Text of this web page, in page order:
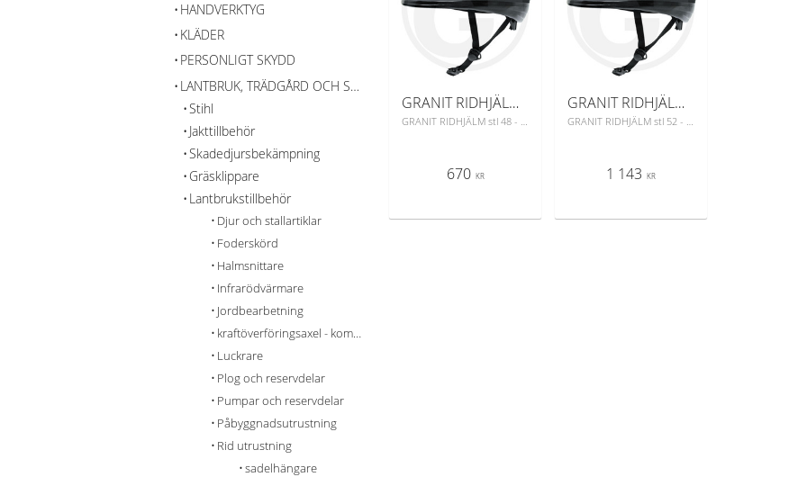
GRANIT RIDHJÄLM stl 48 - 52 cm
670 KR
GRANIT RIDHJÄLM stl 52 - 57 cm
1 143 KR
HANDVERKTYG
KLÄDER
PERSONLIGT SKYDD
LANTBRUK, TRÄDGÅRD OCH SKOG
Stihl
Jakttillbehör
Skadedjursbekämpning
Gräsklippare
Lantbrukstillbehör
Djur och stallartiklar
Foderskörd
Halmsnittare
Infrarödvärmare
Jordbearbetning
kraftöverföringsaxel - komponenter
Luckrare
Plog och reservdelar
Pumpar och reservdelar
Påbyggnadsutrustning
Rid utrustning
sadelhängare